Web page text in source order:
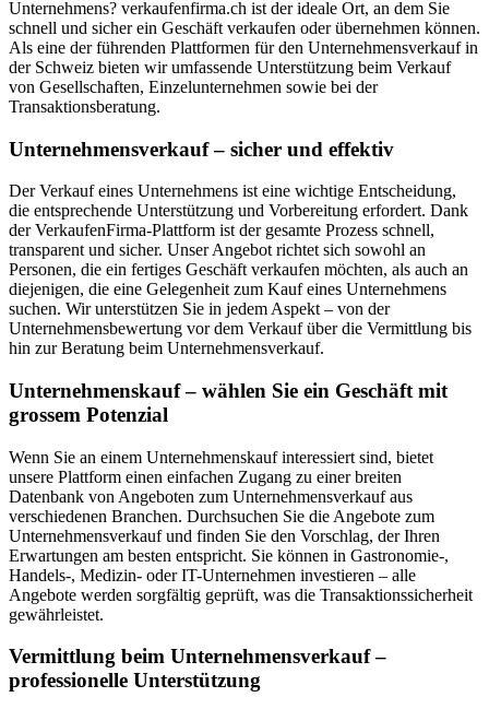
Unternehmens? verkaufenfirma.ch ist der ideale Ort, an dem Sie
schnell und sicher ein Geschäft verkaufen oder übernehmen können.
Als eine der führenden Plattformen für den Unternehmensverkauf in
der Schweiz bieten wir umfassende Unterstützung beim Verkauf
von Gesellschaften, Einzelunternehmen sowie bei der
Transaktionsberatung.
Unternehmensverkauf – sicher und effektiv
Der Verkauf eines Unternehmens ist eine wichtige Entscheidung,
die entsprechende Unterstützung und Vorbereitung erfordert. Dank
der VerkaufenFirma-Plattform ist der gesamte Prozess schnell,
transparent und sicher. Unser Angebot richtet sich sowohl an
Personen, die ein fertiges Geschäft verkaufen möchten, als auch an
diejenigen, die eine Gelegenheit zum Kauf eines Unternehmens
suchen. Wir unterstützen Sie in jedem Aspekt – von der
Unternehmensbewertung vor dem Verkauf über die Vermittlung bis
hin zur Beratung beim Unternehmensverkauf.
Unternehmenskauf – wählen Sie ein Geschäft mit
grossem Potenzial
Wenn Sie an einem Unternehmenskauf interessiert sind, bietet
unsere Plattform einen einfachen Zugang zu einer breiten
Datenbank von Angeboten zum Unternehmensverkauf aus
verschiedenen Branchen. Durchsuchen Sie die Angebote zum
Unternehmensverkauf und finden Sie den Vorschlag, der Ihren
Erwartungen am besten entspricht. Sie können in Gastronomie-,
Handels-, Medizin- oder IT-Unternehmen investieren – alle
Angebote werden sorgfältig geprüft, was die Transaktionssicherheit
gewährleistet.
Vermittlung beim Unternehmensverkauf –
professionelle Unterstützung